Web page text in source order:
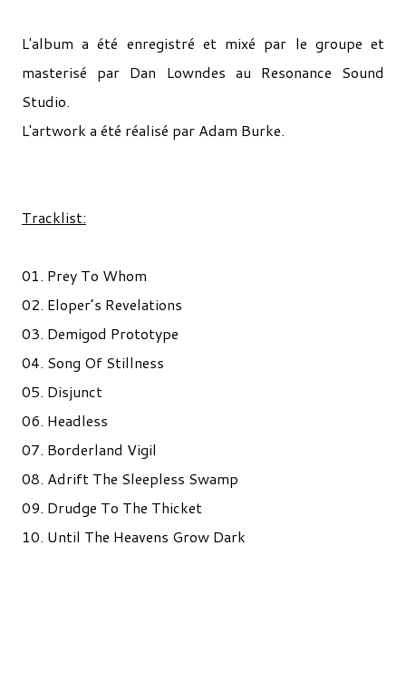
L'album a été enregistré et mixé par le groupe et
masterisé par Dan Lowndes au Resonance Sound
Studio.
L'artwork a été réalisé par Adam Burke.
Tracklist:
01. Prey To Whom
02. Eloper’s Revelations
03. Demigod Prototype
04. Song Of Stillness
05. Disjunct
06. Headless
07. Borderland Vigil
08. Adrift The Sleepless Swamp
09. Drudge To The Thicket
10. Until The Heavens Grow Dark